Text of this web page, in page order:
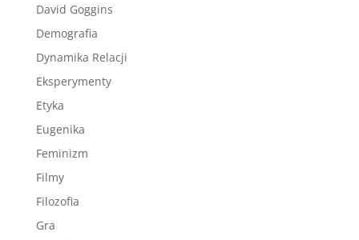
David Goggins
Demografia
Dynamika Relacji
Eksperymenty
Etyka
Eugenika
Feminizm
Filmy
Filozofia
Gra